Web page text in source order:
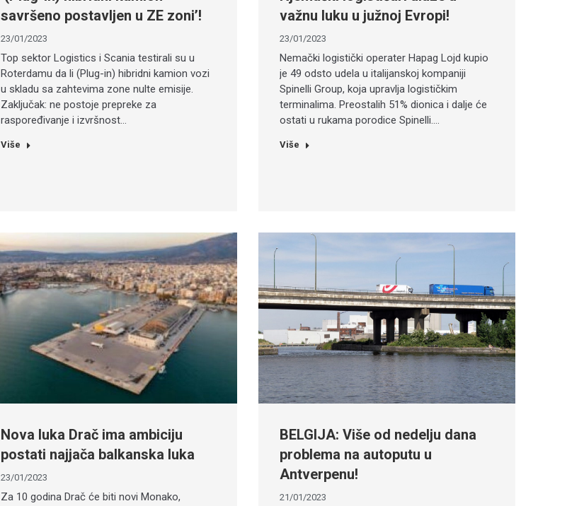
savršeno postavljen u ZE zoni’!
23/01/2023
Top sektor Logistics i Scania testirali su u
Roterdamu da li (Plug-in) hibridni kamion vozi
u skladu sa zahtevima zone nulte emisije.
Zaključak: ne postoje prepreke za
raspoređivanje i izvršnost…
Više
važnu luku u južnoj Evropi!
23/01/2023
Nemački logistički operater Hapag Lojd kupio
je 49 odsto udela u italijanskoj kompaniji
Spinelli Group, koja upravlja logističkim
terminalima. Preostalih 51% dionica i dalje će
ostati u rukama porodice Spinelli.…
Više
Nova luka Drač ima ambiciju
postati najjača balkanska luka
23/01/2023
Za 10 godina Drač će biti novi Monako,
BELGIJA: Više od nedelju dana
problema na autoputu u
Antverpenu!
21/01/2023